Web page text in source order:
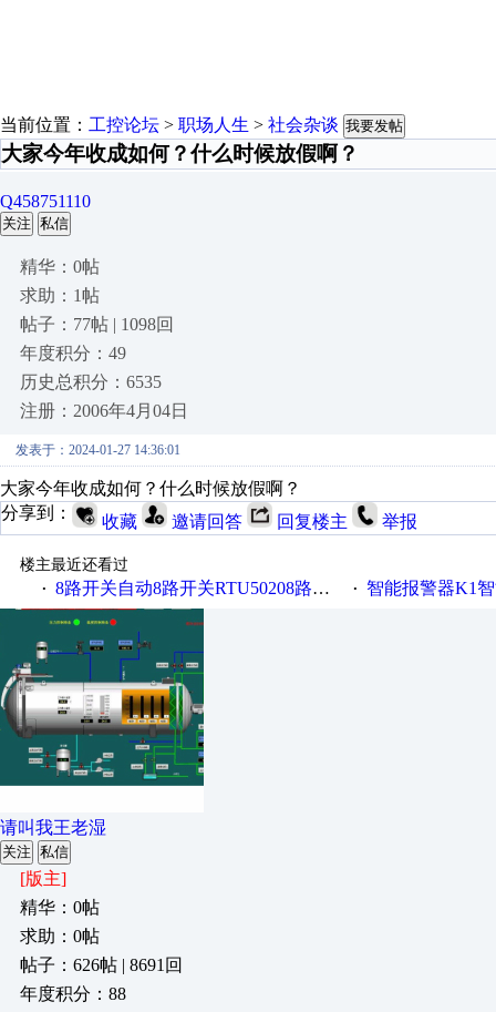
当前位置： 工控论坛 > 职场人生 > 社会杂谈 我要发帖
大家今年收成如何？什么时候放假啊？
Q458751110
关注 私信
精华：0帖
求助：1帖
帖子：77帖 | 1098回
年度积分：49
历史总积分：6535
注册：2006年4月04日
发表于：2024-01-27 14:36:01
大家今年收成如何？什么时候放假啊？
分享到：
收藏 邀请回答 回复楼主 举报
楼主最近还看过
· 8路开关自动8路开关RTU50208路开关金鸽RTU5021 · 智能报警器K1智能
请叫我王老湿
关注 私信
[版主]
精华：0帖
求助：0帖
帖子：626帖 | 8691回
年度积分：88